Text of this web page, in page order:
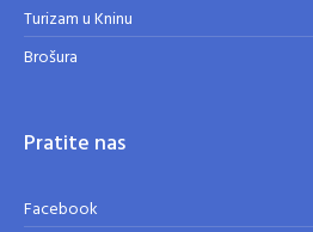
Turizam u Kninu
Brošura
Pratite nas
Facebook